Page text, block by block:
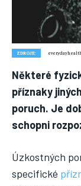
Nic není tak
Náš web
styl, zahrnující
přínosné
vyváženou stravu.
ZDRAVÍ
DĚTI
STRAVA
ZDROJE:
Některé
příznaky
poruch. Je
schopni
Úzkostných
specifické